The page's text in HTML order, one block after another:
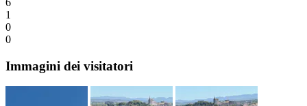
6
1
0
0
Immagini dei visitatori